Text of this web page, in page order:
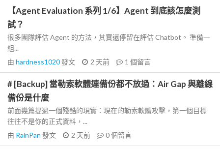
【Agent Evaluation 系列 1/6】Agent 到底該怎麼測
試？
很多團隊評估 Agent 的方法，其實還停留在評估 Chatbot。 準備一
組...
由 hardness1020發文 2 天前 1 個留言
# [Backup] 當勒索軟體連備份都不放過：Air Gap 與離線
備份是什麼
前面幾篇提過一個殘酷的現實：現在的勒索軟體攻擊，第一個目標
往往不是你的正式資料，...
由 RainPan 發文 2 天前 0個留言